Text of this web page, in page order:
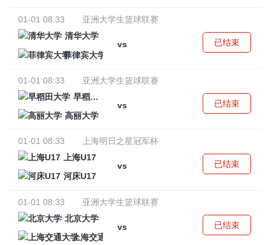
01-01 08:33
亚洲大学生篮球联赛
清华大学
vs
菲律宾大学
已结束
01-01 08:33
亚洲大学生篮球联赛
早稻田大学
vs
高丽大学
已结束
01-01 08:33
上海明日之星冠军杯
上海U17
vs
河床U17
已结束
01-01 08:33
亚洲大学生篮球联赛
北京大学
vs
上海交通大学
已结束